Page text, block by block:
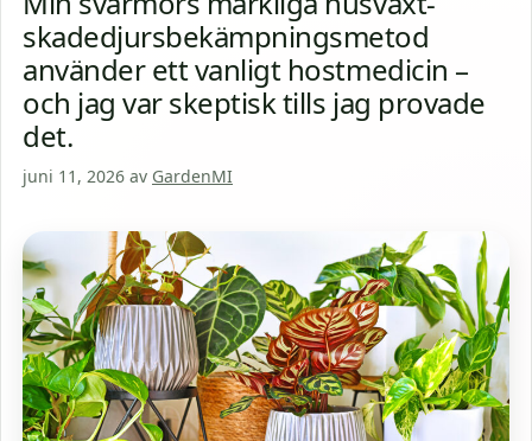
skadedjursbekämpningsmetod
använder ett vanligt hostmedicin –
och jag var skeptisk tills jag provade
det.
juni 11, 2026 av GardenMI